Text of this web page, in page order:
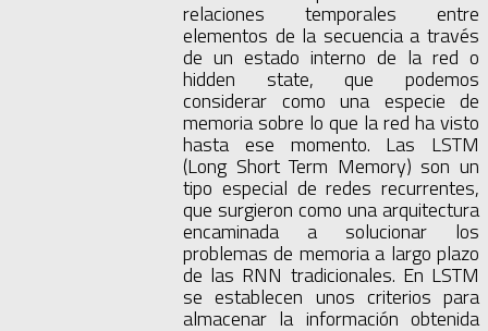
relaciones temporales entre
elementos de la secuencia a través
de un estado interno de la red o
hidden state, que podemos
considerar como una especie de
memoria sobre lo que la red ha visto
hasta ese momento. Las LSTM
(Long Short Term Memory) son un
tipo especial de redes recurrentes,
que surgieron como una arquitectura
encaminada a solucionar los
problemas de memoria a largo plazo
de las RNN tradicionales. En LSTM
se establecen unos criterios para
almacenar la información obtenida